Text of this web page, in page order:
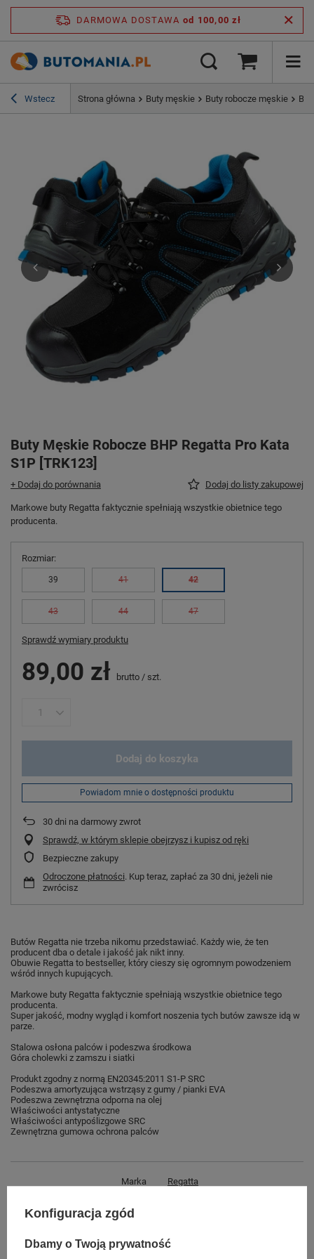
DARMOWA DOSTAWA od 100,00 zł
Wstecz Strona główna Buty męskie Buty robocze męskie
Buty Męskie Robocze BHP Regatta Pro Kata
S1P [TRK123]
+ Dodaj do porównania Dodaj do listy zakupowej
Markowe buty Regatta faktycznie spełniają wszystkie obietnice tego
producenta.
Rozmiar
39 41 42
43 44 47
Sprawdź wymiary produktu
89,00 zł brutto / szt.
Dodaj do koszyka
Powiadom mnie o dostępności produktu
30 dni na darmowy zwrot
Sprawdź, w którym sklepie obejrzysz i kupisz od ręki
Bezpieczne zakupy
Odroczone płatności. Kup teraz, zapłać za 30 dni, jeżeli nie
zwrócisz
Butów Regatta nie trzeba nikomu przedstawiać. Każdy wie, że ten
producent dba o detale i jakość jak nikt inny.
Obuwie Regatta to bestseller, który cieszy się ogromnym powodzeniem
wśród innych kupujących.
Markowe buty Regatta faktycznie spełniają wszystkie obietnice tego
producenta.
Super jakość, modny wygląd i komfort noszenia tych butów zawsze idą w
parze.
Stalowa osłona palców i podeszwa środkowa
Góra cholewki z zamszu i siatki
Produkt zgodny z normą EN20345:2011 S1-P SRC
Podeszwa amortyzująca wstrząsy z gumy / pianki EVA
Podeszwa zewnętrzna odporna na olej
Właściwości antystatyczne
Właściwości antypoślizgowe SRC
Zewnętrzna gumowa ochrona palców
Marka Regatta
Płeć męskie
Konfiguracja zgód
Dbamy o Twoją prywatność